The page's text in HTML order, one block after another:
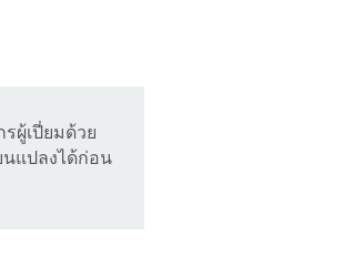
ผู้เปี่ยมด้วย
นแปลงได้ก่อน